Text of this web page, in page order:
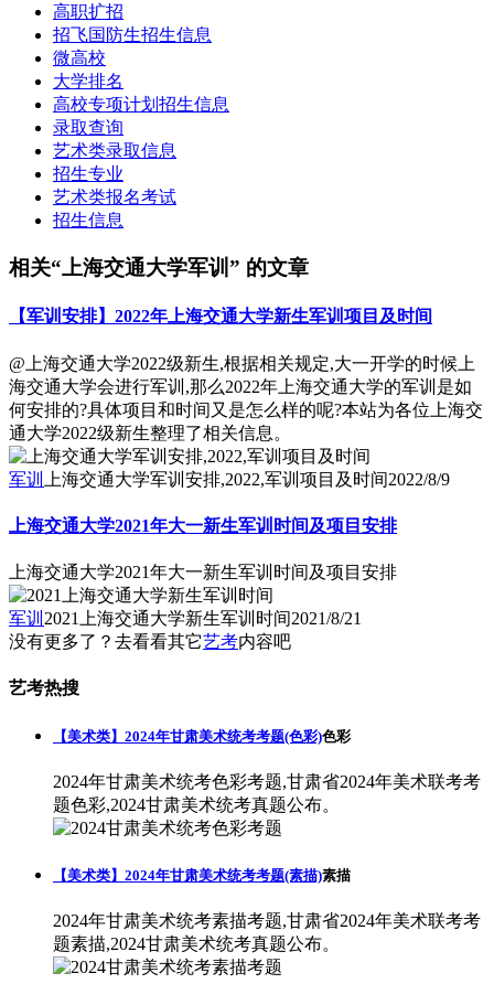
高职扩招
招飞国防生招生信息
微高校
大学排名
高校专项计划招生信息
录取查询
艺术类录取信息
招生专业
艺术类报名考试
招生信息
相关“上海交通大学军训” 的文章
【军训安排】2022年上海交通大学新生军训项目及时间
@上海交通大学2022级新生,根据相关规定,大一开学的时候上
海交通大学会进行军训,那么2022年上海交通大学的军训是如
何安排的?具体项目和时间又是怎么样的呢?本站为各位上海交
通大学2022级新生整理了相关信息。
军训 上海交通大学军训安排,2022,军训项目及时间2022/8/9
上海交通大学2021年大一新生军训时间及项目安排
上海交通大学2021年大一新生军训时间及项目安排
军训 2021上海交通大学新生军训时间2021/8/21
没有更多了？去看看其它艺考内容吧
艺考热搜
【美术类】2024年甘肃美术统考考题(色彩)色彩
2024年甘肃美术统考色彩考题,甘肃省2024年美术联考考
题色彩,2024甘肃美术统考真题公布。
【美术类】2024年甘肃美术统考考题(素描)素描
2024年甘肃美术统考素描考题,甘肃省2024年美术联考考
题素描,2024甘肃美术统考真题公布。